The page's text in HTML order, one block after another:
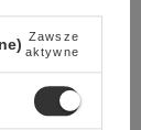
Zawsze
aktywne